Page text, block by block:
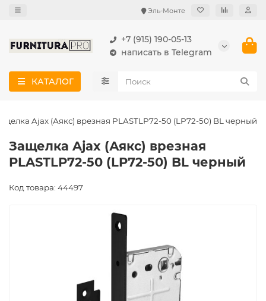
Эль-Монте
+7 (915) 190-05-13
написать в Telegram
КАТАЛОГ
Ajax (Аякс) врезная PLASTLP72-50 (LP72-50) BL черный
Защелка Ajax (Аякс) врезная
PLASTLP72-50 (LP72-50) BL черный
Код товара: 44497